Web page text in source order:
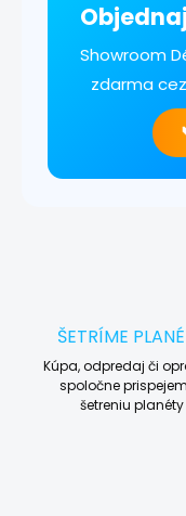
Showroom
zdarma
ŠETRÍME
Kúpa, odpredaj či
spoločne
šetreniu planéty